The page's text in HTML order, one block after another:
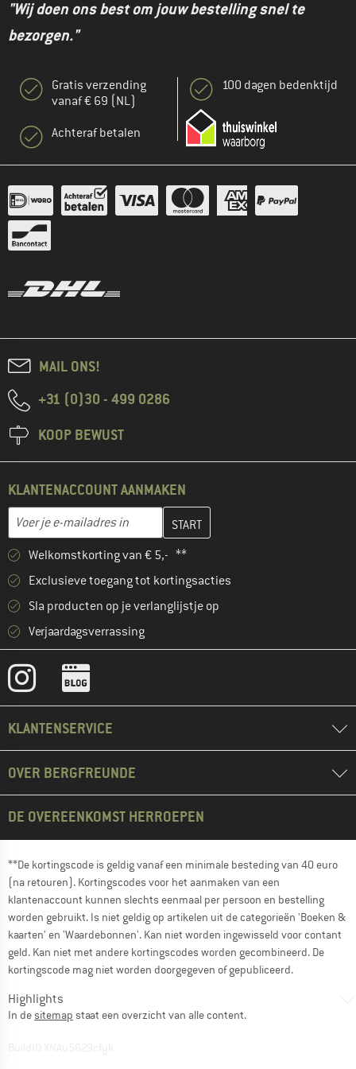
"Wij doen ons best om jouw bestelling snel te
bezorgen."
Gratis verzending
vanaf € 69 (NL)
Achteraf betalen
100 dagen bedenktijd
MAIL ONS!
+31 (0)30 - 499 0286
KOOP BEWUST
KLANTENACCOUNT AANMAKEN
E-mailadres
Vul je e-mailadres hier in en maak in de volgende stap je
Welkomstkorting van € 5,- **
Exclusieve toegang tot kortingsacties
Sla producten op je verlanglijstje op
Verjaardagsverrassing
KLANTENSERVICE
OVER BERGFREUNDE
DE OVEREENKOMST HERROEPEN
**De kortingscode is geldig vanaf een minimale besteding van 40 euro
(na retouren). Kortingscodes voor het aanmaken van een
klantenaccount kunnen slechts eenmaal per persoon en bestelling
worden gebruikt. Is niet geldig op artikelen uit de categorieën 'Boeken &
kaarten' en 'Waardebonnen'. Kan niet worden ingewisseld voor contant
geld. Kan niet met andere kortingscodes worden gecombineerd. De
kortingscode mag niet worden doorgegeven of gepubliceerd.
Highlights
In desitemap staat een overzicht van alle content.